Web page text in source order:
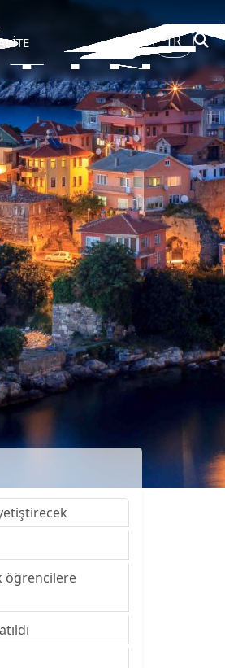
TR
öğrencilere